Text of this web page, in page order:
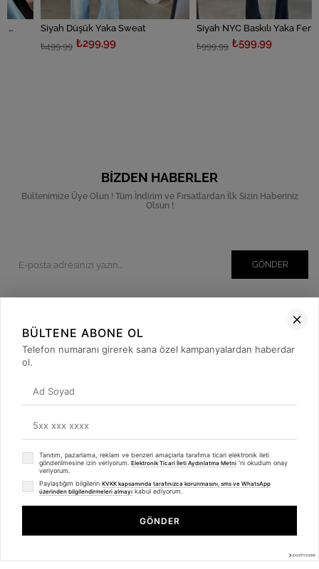
Siyah Düşük Yaka Sweat
₺299,99
₺499,99
Siyah NYC Baskılı Yaka Fermuarlı Sweat
₺599,99
₺999,99
BIZDEN HABERLER
Bültenimize Üye Olun ! Tüm İndirim ve Fırsatlardan İlk Sizin Haberiniz
Olsun !
GÖNDER
Kurumsal
Müşteri İlişkileri
Sosyal Medya
betulbabacan.com- Tüm Hakları Saklıdır.
BÜLTENE ABONE OL
Telefon numaranı girerek sana özel kampanyalardan haberdar
ol.
Tanıtım, pazarlama, reklam ve benzeri amaçlarla tarafıma ticari elektronik ileti
gönderilmesine izin veriyorum. Elektronik Ticari İleti Aydınlatma Metni 'ni okudum onay
veriyorum.
Paylaştığım bilgilerin KVKK kapsamında tarafınızca korunmasını, sms ve WhatsApp
üzerinden bilgilendirmeleri almayı kabul ediyorum.
GÖNDER